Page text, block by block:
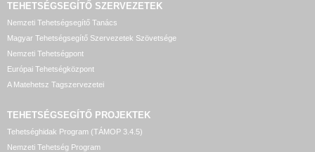
TEHETSÉGSEGÍTŐ SZERVEZETEK
Nemzeti Tehetségsegítő Tanács
Magyar Tehetségsegítő Szervezetek Szövetsége
Nemzeti Tehetségpont
Európai Tehetségközpont
A Matehetsz Tagszervezetei
TEHETSÉGSEGÍTŐ PROJEKTEK
Tehetséghidak Program (TÁMOP 3.4.5)
Nemzeti Tehetség Program